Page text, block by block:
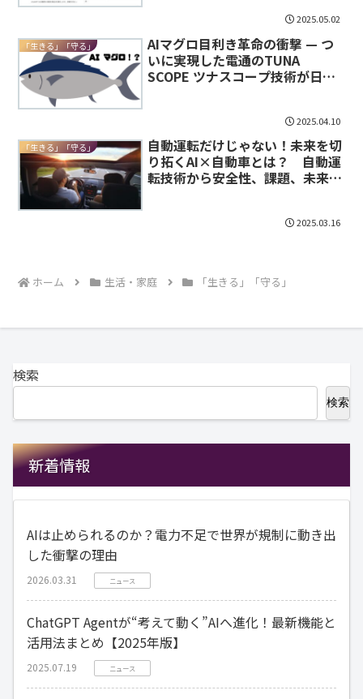
2025.05.02
「生きる」「守る」
AIマグロ目利き革命の衝撃 — つ
いに実現した電通のTUNA
SCOPE ツナスコープ技術が日本
2025.04.10
「生きる」「守る」
自動運転だけじゃない！未来を切
り拓くAI×自動車とは？ 自動運
転技術から安全性、課題、未来の
2025.03.16
ホーム 生活・家庭 「生きる」「守る」
検索
検索
新着情報
AIは止められるのか？電力不足で世界が規制に動き出
した衝撃の理由
2026.03.31 ニュース
ChatGPT Agentが“考えて動く”AIへ進化！最新機能と
活用法まとめ【2025年版】
2025.07.19 ニュース